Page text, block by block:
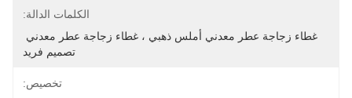
الكلمات الدالة:
تصميم فريد
تخصيص: